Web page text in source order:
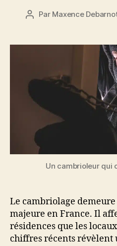
Auteur
Par Maxence
Un cambrioleur qui
Le cambriolage
majeure en France. Il
résidences que les
chiffres récents révèlent